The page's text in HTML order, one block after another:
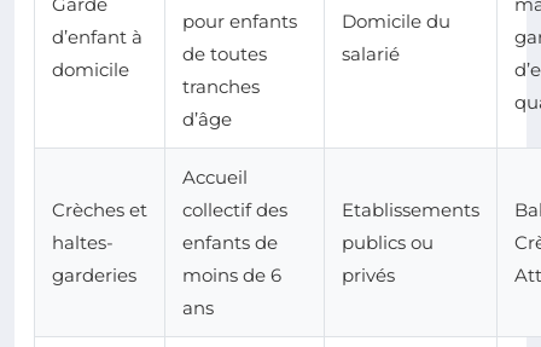
Garde
d’enfant à
domicile
pour enfants
de toutes
tranches
d’âge
Domicile du
salarié
Crèches et
haltes-
garderies
Accueil
collectif des
enfants de
moins de 6
ans
Etablissements
publics ou
privés